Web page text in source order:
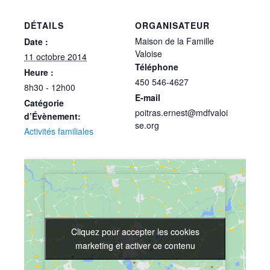
DÉTAILS
Date :
11 octobre 2014
Heure :
8h30 - 12h00
Catégorie
d’Évènement:
Activités familiales
ORGANISATEUR
Maison de la Famille
Valoise
Téléphone
450 546-4627
E-mail
poitras.ernest@mdfvaloi
se.org
Cliquez pour accepter les cookies
marketing et activer ce contenu
Cliquez pour accepter les cookies
marketing et activer ce contenu